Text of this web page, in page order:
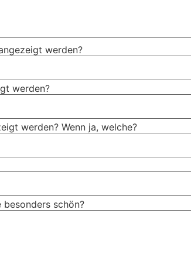
werden?
werden?
werden? Wenn ja, welche?
besonders schön?